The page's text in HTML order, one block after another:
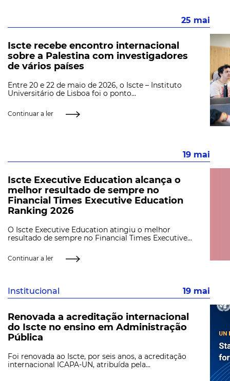
25 mai
Iscte recebe encontro internacional
sobre a Palestina com investigadores
de vários países
Entre 20 e 22 de maio de 2026, o Iscte – Instituto
Universitário de Lisboa foi o ponto...
Continuar a ler
19 mai
Iscte Executive Education alcança o
melhor resultado de sempre no
Financial Times Executive Education
Ranking 2026
O Iscte Executive Education atingiu o melhor
resultado de sempre no Financial Times Executive...
Continuar a ler
Institucional 19 mai
Renovada a acreditação internacional
do Iscte no ensino em Administração
Pública
Foi renovada ao Iscte, por seis anos, a acreditação
internacional ICAPA-UN, atribuída pela...